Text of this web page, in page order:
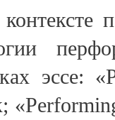
эссе: